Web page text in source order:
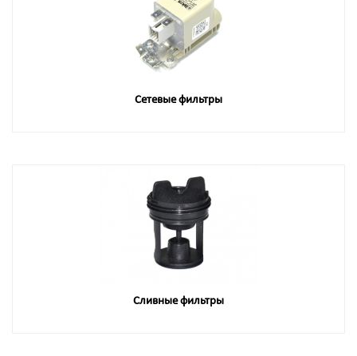
Сетевые фильтры
Сливные фильтры